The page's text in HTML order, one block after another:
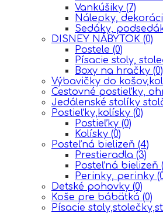
Vankúšiky (7)
Nálepky,
Sedáky,
DISNEY NÁBYTOK (0)
Postele (0)
Písacie stoly,
Boxy na hračky (0)
Výbavičky do
Cestovné postieľky,
Jedálenské stolíky
Postieľky,kolísky (0)
Postieľky (0)
Kolísky (0)
Posteľná bielizeň (4)
Prestieradla (3)
Posteľná bielizeň
Perinky, perinky
Detské pohovky (0)
Koše pre bábätká (0)
Písacie